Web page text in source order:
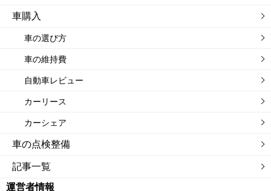
車購入
車の選び方
車の維持費
自動車レビュー
カーリース
カーシェア
車の点検整備
記事一覧
運営者情報